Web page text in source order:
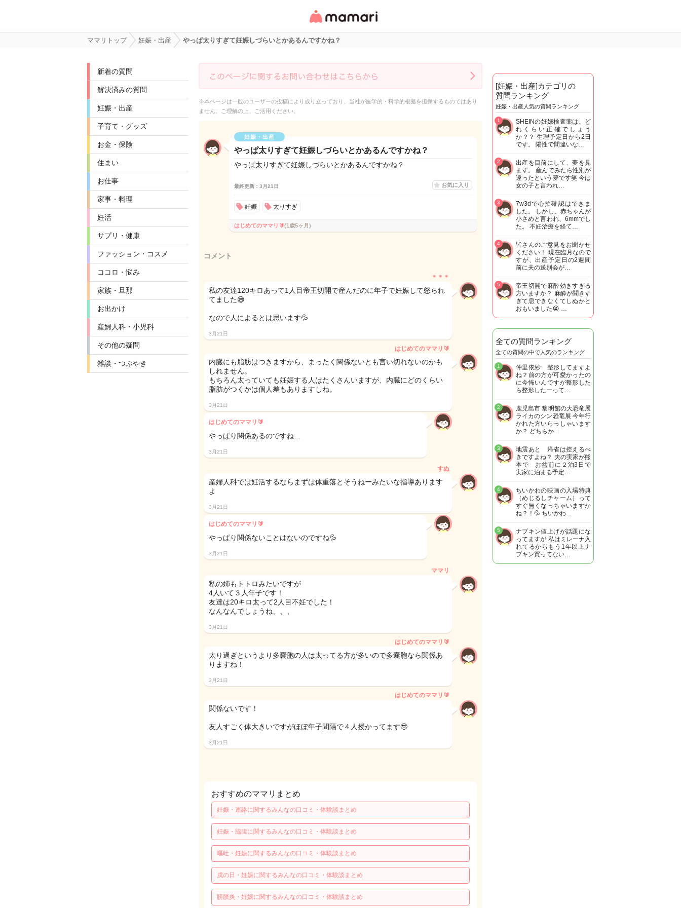
リ・情報サイト
ママリトップ 妊娠・出産 やっぱ太りすぎて妊娠しづらいとかあるんですかね？
新着の質問
解決済みの質問
妊娠・出産
子育て・グッズ
お金・保険
住まい
お仕事
家事・料理
妊活
サプリ・健康
ファッション・コスメ
ココロ・悩み
家族・旦那
お出かけ
産婦人科・小児科
その他の疑問
雑談・つぶやき
※本ページは一般のユーザーの投稿により成り立っており、当社が医学的・科学的根拠を担保するものではあり
ません。ご理解の上、ご活用ください。
妊娠・出産
やっぱ太りすぎて妊娠しづらいとかあるんですかね？
やっぱ太りすぎて妊娠しづらいとかあるんですかね？
最終更新：3月21日 お気に入り
妊娠 太りすぎ
はじめてのママリ🔰(1歳5ヶ月)
コメント
＊＊＊
私の友達120キロあって1人目帝王切開で産んだのに年子で妊娠して怒られ
てました😅
なので人によるとは思います💦
3月21日
はじめてのママリ🔰
内臓にも脂肪はつきますから、まったく関係ないとも言い切れないのかも
しれません。
もちろん太っていても妊娠する人はたくさんいますが、内臓にどのくらい
脂肪がつくかは個人差もありますしね。
3月21日
はじめてのママリ🔰
やっぱり関係あるのですね…
3月21日
すぬ
産婦人科では妊活するならまずは体重落とそうねーみたいな指導あります
よ
3月21日
はじめてのママリ🔰
やっぱり関係ないことはないのですね💦
3月21日
ママリ
私の姉もトトロみたいですが
4人いて３人年子です！
友達は20キロ太って2人目不妊でした！
なんなんでしょうね、、、
3月21日
はじめてのママリ🔰
太り過ぎというより多嚢胞の人は太ってる方が多いので多嚢胞なら関係あ
りますね！
3月21日
はじめてのママリ🔰
関係ないです！
友人すごく体大きいですがほぼ年子間隔で４人授かってます🥹
3月21日
おすすめのママリまとめ
妊娠・連絡に関するみんなの口コミ・体験談まとめ
妊娠・脇腹に関するみんなの口コミ・体験談まとめ
嘔吐・妊娠に関するみんなの口コミ・体験談まとめ
戌の日・妊娠に関するみんなの口コミ・体験談まとめ
膀胱炎・妊娠に関するみんなの口コミ・体験談まとめ
[妊娠・出産]カテゴリの
質問ランキング
妊娠・出産人気の質問ランキング
SHEINの妊娠検査薬は、ど
れくらい正確でしょう
か？？ 生理予定日から2日
です。 陽性で間違いな…
1
出産を目前にして、夢を見
ます。 産んでみたら性別が
違ったという夢です笑 今は
女の子と言われ…
2
7w3dで心拍確認はできま
した。 しかし、赤ちゃんが
小さめと言われ、6mmでし
た。 不妊治療を経て…
3
皆さんのご意見をお聞かせ
ください！ 現在臨月なので
すが、出産予定日の2週間
前に夫の送別会が…
4
帝王切開で麻酔効きすぎる
方いますか？ 麻酔が聞きす
ぎて息できなくてしぬかと
おもいました😭 …
5
全ての質問ランキング
全ての質問の中で人気のランキング
仲里依紗 整形してますよ
ね？前の方が可愛かったの
に今怖いんですが整形した
ら整形したーって…
1
鹿児島市 黎明館の大恐竜展
ライカのシン恐竜展 今年行
かれた方いらっしゃいます
か？ どちらか…
2
地震あと 帰省は控えるべ
きですよね？ 夫の実家が熊
本で お盆前に２泊3日で
実家に泊まる予定…
3
ちいかわの映画の入場特典
（めじるしチャーム）って
すぐ無くなっちゃいますか
ね？！💦 ちいかわ…
4
ナプキン値上げが話題にな
ってますが 私はミレーナ入
れてるからもう1年以上ナ
プキン買ってない…
5